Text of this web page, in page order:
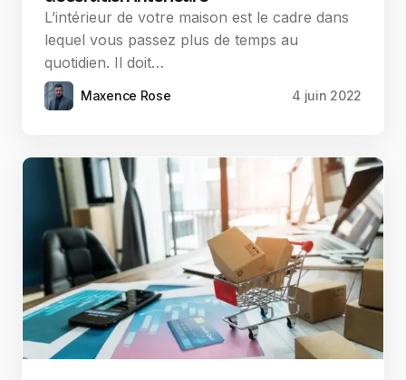
L’intérieur de votre maison est le cadre dans
lequel vous passez plus de temps au
quotidien. Il doit…
Maxence Rose 4 juin 2022